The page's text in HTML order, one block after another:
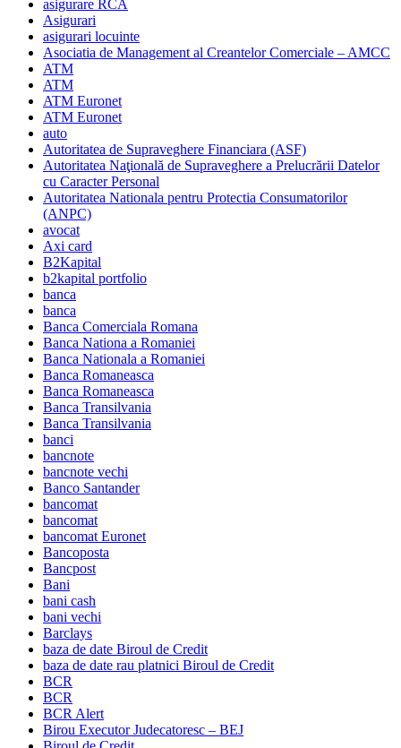
asigurare RCA
Asigurari
asigurari locuinte
Asociatia de Management al Creantelor Comerciale – AMCC
ATM
ATM
ATM Euronet
ATM Euronet
auto
Autoritatea de Supraveghere Financiara (ASF)
Autoritatea Naţională de Supraveghere a Prelucrării Datelor
cu Caracter Personal
Autoritatea Nationala pentru Protectia Consumatorilor
(ANPC)
avocat
Axi card
B2Kapital
b2kapital portfolio
banca
banca
Banca Comerciala Romana
Banca Nationa a Romaniei
Banca Nationala a Romaniei
Banca Romaneasca
Banca Romaneasca
Banca Transilvania
Banca Transilvania
banci
bancnote
bancnote vechi
Banco Santander
bancomat
bancomat
bancomat Euronet
Bancoposta
Bancpost
Bani
bani cash
bani vechi
Barclays
baza de date Biroul de Credit
baza de date rau platnici Biroul de Credit
BCR
BCR
BCR Alert
Birou Executor Judecatoresc – BEJ